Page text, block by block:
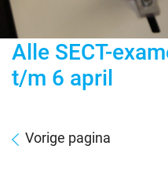
Alle SECT-
t/m 6 april
Vorige pagina